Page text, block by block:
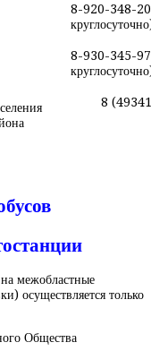
8-920-348-
8-930-345-
8
межобластные
осуществляется только
Общества